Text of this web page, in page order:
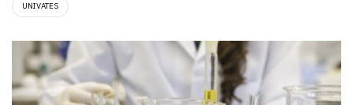
UNIVATES